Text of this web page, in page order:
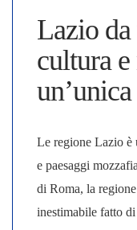
Lazio
cultura
Le regione Lazio è
e paesaggi
di Roma, la
inestimabile fatto